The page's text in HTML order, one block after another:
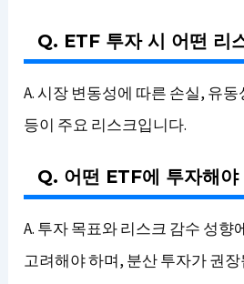
Q. ETF 투자 시 어떤 리
A. 시장 변동성에 따른 손실, 유
등이 주요 리스크입니다.
Q. 어떤 ETF에 투자해야
A. 투자 목표와 리스크 감수 성향
고려해야 하며, 분산 투자가 권장